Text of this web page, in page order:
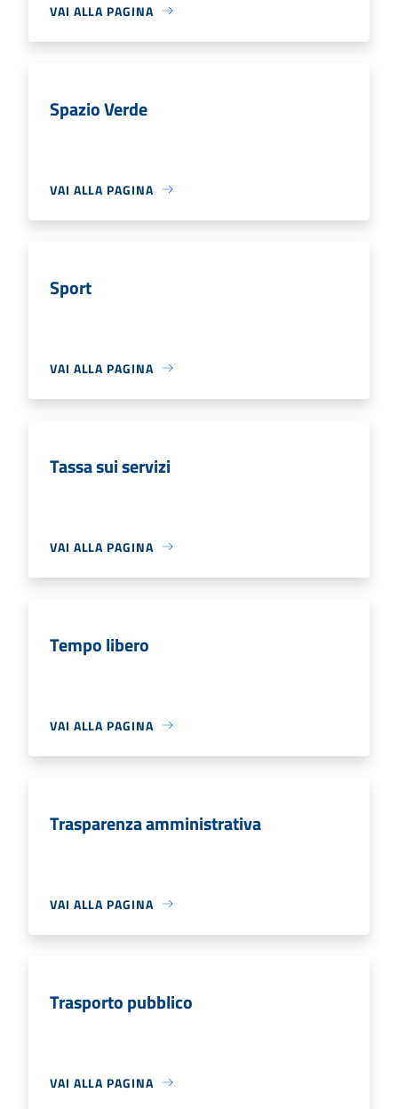
VAI ALLA PAGINA
Spazio Verde
VAI ALLA PAGINA
Sport
VAI ALLA PAGINA
Tassa sui servizi
VAI ALLA PAGINA
Tempo libero
VAI ALLA PAGINA
Trasparenza amministrativa
VAI ALLA PAGINA
Trasporto pubblico
VAI ALLA PAGINA